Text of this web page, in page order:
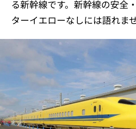
る新幹線です。新幹線の安全
ターイエローなしには語れませ